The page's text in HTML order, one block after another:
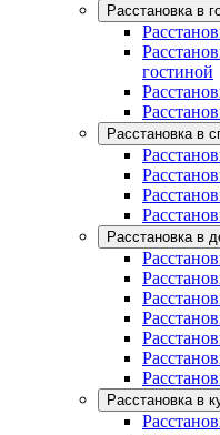
Расстановка в
гостиной
Расстановка в
Расстановка в
Расстановка в